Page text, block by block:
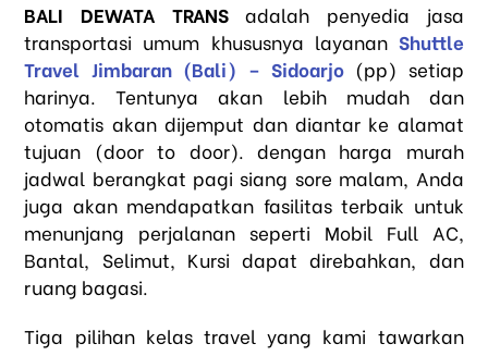
BALI DEWATA TRANSadalah penyedia jasa
transportasi umum khususnya layanan Shuttle
Travel Jimbaran (Bali) – Sidoarjo(pp) setiap
harinya. Tentunya akan lebih mudah dan
otomatis akan dijemput dan diantar ke alamat
tujuan (door to door). dengan harga murah
jadwal berangkat pagi siang sore malam, Anda
juga akan mendapatkan fasilitas terbaik untuk
menunjang perjalanan seperti Mobil Full AC,
Bantal, Selimut, Kursi dapat direbahkan, dan
ruang bagasi.
Tiga pilihan kelas travel yang kami tawarkan